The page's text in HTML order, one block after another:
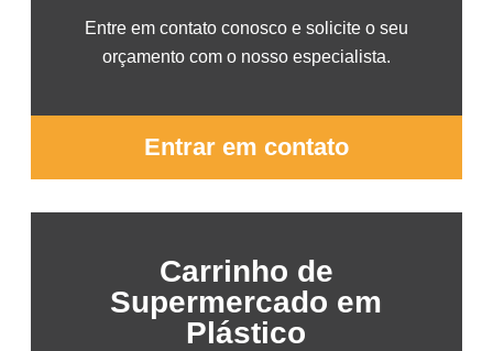
Entre em contato conosco e solicite o seu
orçamento com o nosso especialista.
Entrar em contato
Carrinho de
Supermercado em
Plástico